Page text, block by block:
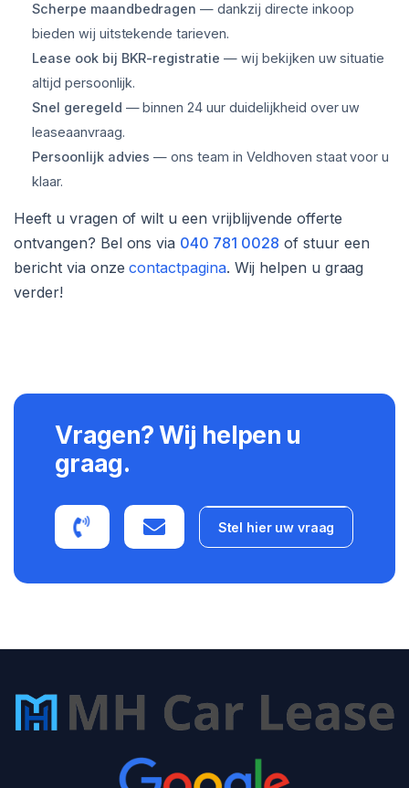
Scherpe maandbedragen — dankzij directe inkoop
bieden wij uitstekende tarieven.
Lease ook bij BKR-registratie — wij bekijken uw situatie
altijd persoonlijk.
Snel geregeld — binnen 24 uur duidelijkheid over uw
leaseaanvraag.
Persoonlijk advies — ons team in Veldhoven staat voor u
klaar.
Heeft u vragen of wilt u een vrijblijvende offerte
ontvangen? Bel ons via 040 781 0028 of stuur een
bericht via onzecontactpagina. Wij helpen u graag
verder!
Vragen? Wij helpen u
graag.
Stel hier uw vraag